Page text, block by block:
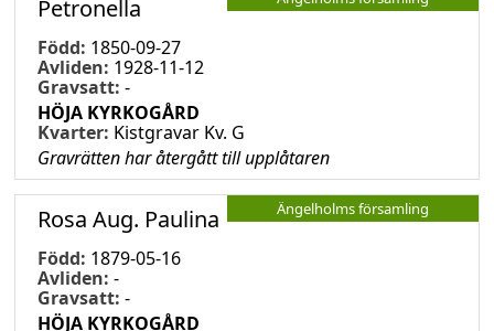
Petronella
Född: 1850-09-27
Avliden: 1928-11-12
Gravsatt: -
HÖJA KYRKOGÅRD
Kvarter: Kistgravar Kv. G
Gravrätten har återgått till upplåtaren
Ängelholms församling
Rosa Aug. Paulina
Född: 1879-05-16
Avliden: -
Gravsatt: -
HÖJA KYRKOGÅRD